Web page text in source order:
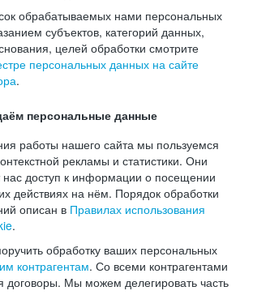
обрабатываемых нами персональных
субъектов, категорий данных,
целей обработки смотрите
персональных данных на сайте
.
персональные данные
работы нашего сайта мы пользуемся
рекламы и статистики. Они
нас доступ к информации о посещении
действиях на нём. Порядок обработки
описан в Правилах использования
.
обработку ваших персональных
контрагентам. Со всеми контрагентами
договоры. Мы можем делегировать часть